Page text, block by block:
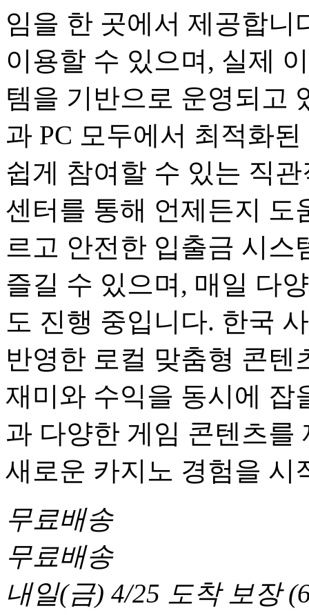
임을 한 곳에서 제공합니
이용할 수 있으며, 실제
템을 기반으로 운영되고
과 PC 모두에서 최적화
쉽게 참여할 수 있는 직
센터를 통해 언제든지 도
르고 안전한 입출금 시스
즐길 수 있으며, 매일 다
도 진행 중입니다. 한국
반영한 로컬 맞춤형 콘텐
재미와 수익을 동시에 잡
과 다양한 게임 콘텐츠를
새로운 카지노 경험을 시
무료배송
무료배송
내일(금) 4/25 도착 보장(